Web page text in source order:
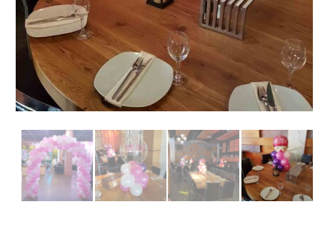
בלונים בראשון לציון
מתנות בראשון לציון
תשלום
מחירון משלוחי בלונים